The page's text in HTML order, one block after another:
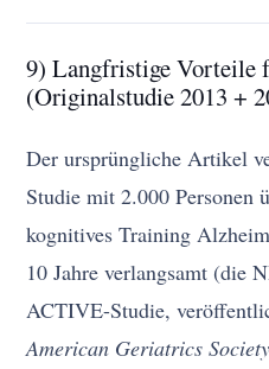
9) Langfristige Vorteile
(Originalstudie 2013 +
Der ursprüngliche Artikel
Studie mit 2.000 Personen
kognitives Training
10 Jahre verlangsamt (die
ACTIVE-Studie,
American Geriatrics